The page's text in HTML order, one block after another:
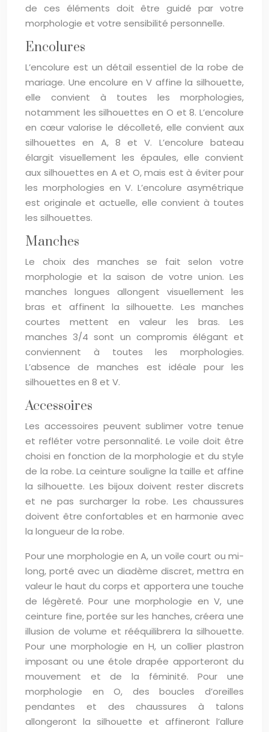
de ces éléments doit être guidé par votre
morphologie et votre sensibilité personnelle.
Encolures
L’encolure est un détail essentiel de la robe de
mariage. Une encolure en V affine la silhouette,
elle convient à toutes les morphologies,
notamment les silhouettes en O et 8. L’encolure
en cœur valorise le décolleté, elle convient aux
silhouettes en A, 8 et V. L’encolure bateau
élargit visuellement les épaules, elle convient
aux silhouettes en A et O, mais est à éviter pour
les morphologies en V. L’encolure asymétrique
est originale et actuelle, elle convient à toutes
les silhouettes.
Manches
Le choix des manches se fait selon votre
morphologie et la saison de votre union. Les
manches longues allongent visuellement les
bras et affinent la silhouette. Les manches
courtes mettent en valeur les bras. Les
manches 3/4 sont un compromis élégant et
conviennent à toutes les morphologies.
L’absence de manches est idéale pour les
silhouettes en 8 et V.
Accessoires
Les accessoires peuvent sublimer votre tenue
et refléter votre personnalité. Le voile doit être
choisi en fonction de la morphologie et du style
de la robe. La ceinture souligne la taille et affine
la silhouette. Les bijoux doivent rester discrets
et ne pas surcharger la robe. Les chaussures
doivent être confortables et en harmonie avec
la longueur de la robe.
Pour une morphologie en A, un voile court ou mi-
long, porté avec un diadème discret, mettra en
valeur le haut du corps et apportera une touche
de légèreté. Pour une morphologie en V, une
ceinture fine, portée sur les hanches, créera une
illusion de volume et rééquilibrera la silhouette.
Pour une morphologie en H, un collier plastron
imposant ou une étole drapée apporteront du
mouvement et de la féminité. Pour une
morphologie en O, des boucles d’oreilles
pendantes et des chaussures à talons
allongeront la silhouette et affineront l’allure